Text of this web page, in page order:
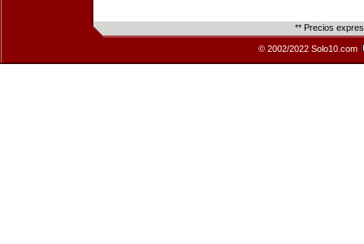
** Precios
© 2002/2022 Solo10.com